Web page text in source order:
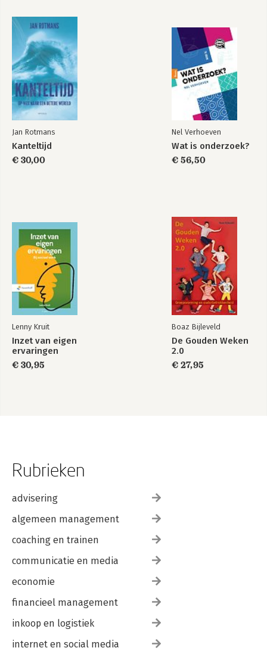
Bekijk alle boeken
Jan Rotmans
Kanteltijd
€ 30,00
Nel Verhoeven
Wat is onderzoek?
€ 56,50
Lenny Kruit
Inzet van eigen
ervaringen
€ 30,95
Boaz Bijleveld
De Gouden Weken
2.0
€ 27,95
Rubrieken
advisering
algemeen management
coaching en trainen
communicatie en media
economie
financieel management
inkoop en logistiek
internet en social media